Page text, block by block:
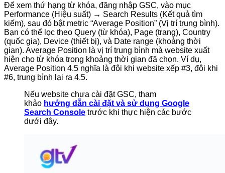
Để xem thứ hạng từ khóa, đăng nhập GSC, vào mục
Performance (Hiệu suất) → Search Results (Kết quả tìm
kiếm), sau đó bật metric “Average Position” (Vị trí trung bình).
Bạn có thể lọc theo Query (từ khóa), Page (trang), Country
(quốc gia), Device (thiết bị), và Date range (khoảng thời
gian). Average Position là vị trí trung bình mà website xuất
hiện cho từ khóa trong khoảng thời gian đã chọn. Ví dụ,
Average Position 4.5 nghĩa là đôi khi website xếp #3, đôi khi
#6, trung bình lại ra 4.5.
Nếu website chưa cài đặt GSC, tham
khảo hướng dẫn cài đặt và sử dụng Google
Search Console trước khi thực hiện các bước
dưới đây.